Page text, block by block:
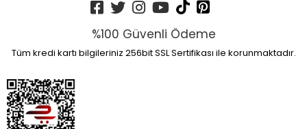
%100 Güvenli Ödeme
Tüm kredi kartı bilgileriniz 256bit SSL Sertifikası ile korunmaktadır.